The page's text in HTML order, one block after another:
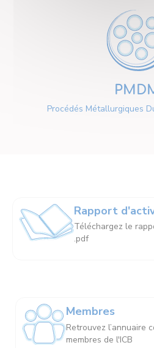
Procédés Métallurgiques
Rapport
Téléchargez le
.pdf
Membres
Retrouvez l’annuaire
membres de l'ICB